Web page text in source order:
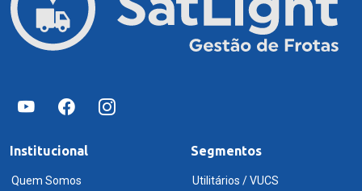
Institucional
Quem Somos
Segmentos
Utilitários / VUCS